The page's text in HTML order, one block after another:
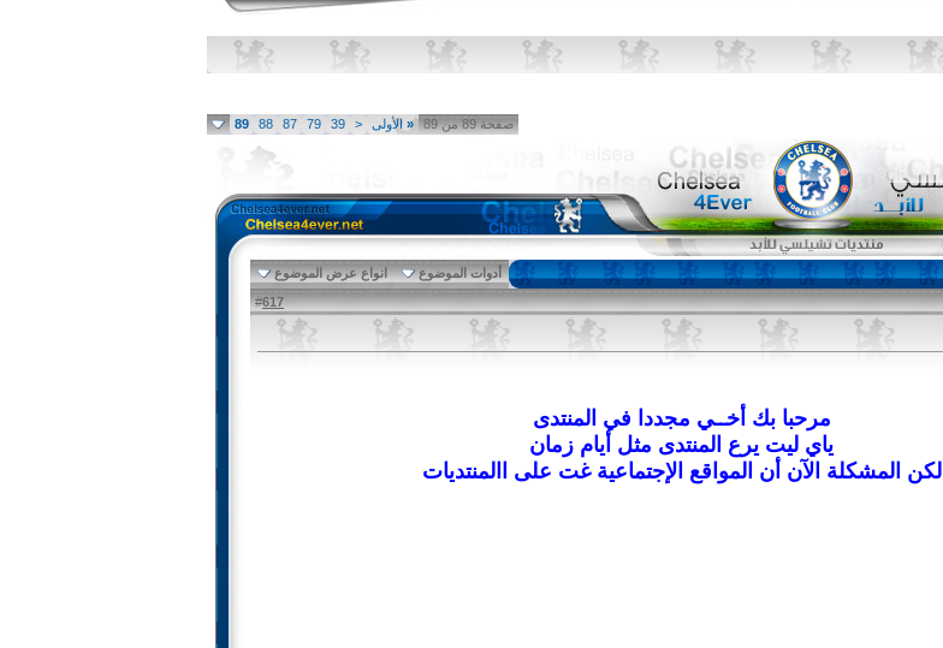
صفحة 89 من 89 « الأولى <
39
79
87
88
89
أدوات الموضوع
انواع عرض الموضوع
#
617
مرحبا بك أخــي مجددا في المنتدى
ياي ليت يرع المنتدى مثل أيام زمان
لكن المشكلة الآن أن المواقع الإجتماعية غت على االمنتديات